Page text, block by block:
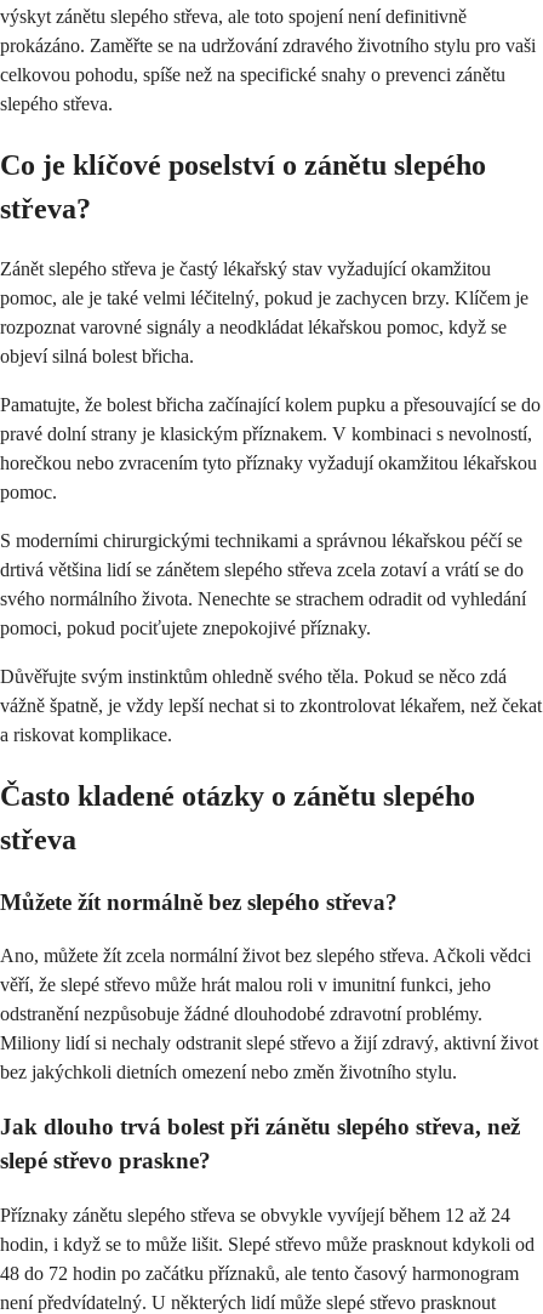
výskyt zánětu slepého střeva, ale toto spojení není definitivně
prokázáno. Zaměřte se na udržování zdravého životního stylu pro vaši
celkovou pohodu, spíše než na specifické snahy o prevenci zánětu
slepého střeva.
Co je klíčové poselství o zánětu slepého
střeva?
Zánět slepého střeva je častý lékařský stav vyžadující okamžitou
pomoc, ale je také velmi léčitelný, pokud je zachycen brzy. Klíčem je
rozpoznat varovné signály a neodkládat lékařskou pomoc, když se
objeví silná bolest břicha.
Pamatujte, že bolest břicha začínající kolem pupku a přesouvající se do
pravé dolní strany je klasickým příznakem. V kombinaci s nevolností,
horečkou nebo zvracením tyto příznaky vyžadují okamžitou lékařskou
pomoc.
S moderními chirurgickými technikami a správnou lékařskou péčí se
drtivá většina lidí se zánětem slepého střeva zcela zotaví a vrátí se do
svého normálního života. Nenechte se strachem odradit od vyhledání
pomoci, pokud pociťujete znepokojivé příznaky.
Důvěřujte svým instinktům ohledně svého těla. Pokud se něco zdá
vážně špatně, je vždy lepší nechat si to zkontrolovat lékařem, než čekat
a riskovat komplikace.
Často kladené otázky o zánětu slepého
střeva
Můžete žít normálně bez slepého střeva?
Ano, můžete žít zcela normální život bez slepého střeva. Ačkoli vědci
věří, že slepé střevo může hrát malou roli v imunitní funkci, jeho
odstranění nezpůsobuje žádné dlouhodobé zdravotní problémy.
Miliony lidí si nechaly odstranit slepé střevo a žijí zdravý, aktivní život
bez jakýchkoli dietních omezení nebo změn životního stylu.
Jak dlouho trvá bolest při zánětu slepého střeva, než
slepé střevo praskne?
Příznaky zánětu slepého střeva se obvykle vyvíjejí během 12 až 24
hodin, i když se to může lišit. Slepé střevo může prasknout kdykoli od
48 do 72 hodin po začátku příznaků, ale tento časový harmonogram
není předvídatelný. U některých lidí může slepé střevo prasknout